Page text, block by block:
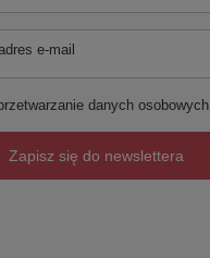
e-mail
danych osobowych
Zapisz się do newslettera